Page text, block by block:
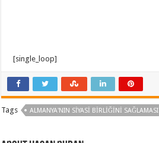
[single_loop]
Tags ALMANYA'NIN SIYASI BIRLIĞINI SAĞLAMASI